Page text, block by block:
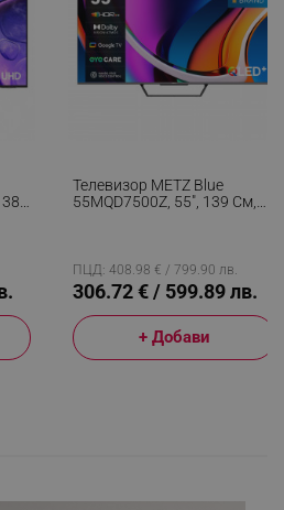
Телевизор METZ Blue
55MQD7500Z, 55", 139 См,
Черен
ПЦД: 408.98 € / 799.90 лв.
306.72 € / 599.89 лв.
+ Добави